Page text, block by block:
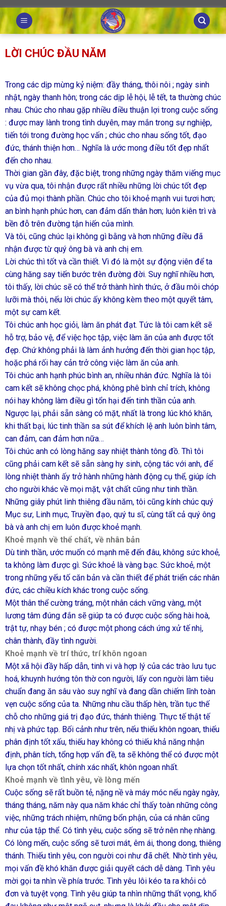
Skip
to
content
LỜI CHÚC ĐẦU NĂM
Trong các dịp mừng kỷ niệm: đầy tháng, thôi nôi ; ngày sinh
nhật, ngày thanh hôn; trong các dịp lễ hội, lễ tết, ta thường chúc
nhau. Chúc cho nhau gặp nhiều điều thuận lợi trong cuộc sống
: được may lành trong tình duyên, may mắn trong sự nghiệp,
tiến tới trong đường học vấn ; chúc cho nhau sống tốt, đạo
đức, thánh thiện hơn… Nghĩa là ước mong điều tốt đẹp nhất
đến cho nhau.
Thời gian gần đây, đặc biệt, trong những ngày thăm viếng mục
vụ vừa qua, tôi nhận được rất nhiều những lời chúc tốt đẹp
của đủ mọi thành phần. Chúc cho tôi khoẻ mạnh vui tươi hơn;
an bình hạnh phúc hơn, can đảm dấn thân hơn; luôn kiên trì và
bền đỗ trên đường tận hiến của mình.
Và tôi, cũng chúc lại không gì bằng và hơn những điều đã
nhận được từ quý ông bà và anh chị em.
Lời chúc thì tốt và cần thiết. Vì đó là một sự động viên để ta
cùng hăng say tiến bước trên đường đời. Suy nghĩ nhiều hơn,
tôi thấy, lời chúc sẽ có thể trở thành hình thức, ở đầu môi chóp
lưỡi mà thôi, nếu lời chúc ấy không kèm theo một quyết tâm,
một sự cam kết.
Tôi chúc anh học giỏi, làm ăn phát đạt. Tức là tôi cam kết sẽ
hỗ trợ, bảo vệ, để việc học tập, việc làm ăn của anh được tốt
đẹp. Chứ không phải là làm ảnh hưởng đến thời gian học tập,
hoặc phá rối hay cản trở công việc làm ăn của anh.
Tôi chúc anh hạnh phúc bình an, nhiều nhân đức. Nghĩa là tôi
cam kết sẽ không chọc phá, không phê bình chỉ trích, không
nói hay không làm điều gì tổn hại đến tinh thần của anh.
Ngược lại, phải sẵn sàng có mặt, nhất là trong lúc khó khăn,
khi thất bại, lúc tinh thần sa sút để khích lệ anh luôn bình tâm,
can đảm, can đảm hơn nữa…
Tôi chúc anh có lòng hăng say nhiệt thành tông đồ. Thì tôi
cũng phải cam kết sẽ sẵn sàng hy sinh, cộng tác với anh, để
lòng nhiệt thành ấy trở hành những hành động cụ thể, giúp ích
cho người khác về mọi mặt, vật chất cũng như tinh thần.
Những giây phút linh thiêng đầu năm, tôi cũng kính chúc quý
Mục sư, Linh mục, Truyền đạo, quý tu sĩ, cùng tất cả quý ông
bà và anh chị em luôn được khoẻ mạnh.
Khoẻ mạnh về thể chất, về nhân bản
Dù tinh thần, ước muốn có mạnh mẽ đến đâu, không sức khoẻ,
ta không làm được gì. Sức khoẻ là vàng bạc. Sức khoẻ, một
trong những yếu tố căn bản và cần thiết để phát triển các nhân
đức, các chiều kích khác trong cuộc sống.
Một thân thể cường tráng, một nhân cách vững vàng, một
lương tâm đúng đắn sẽ giúp ta có được cuộc sống hài hoà,
trật tự, nhạy bén ; có được một phong cách ứng xử tế nhị,
chân thành, đầy tình người.
Khoẻ mạnh về trí thức, trí khôn ngoan
Một xã hội đầy hấp dẫn, tinh vi và hợp lý của các trào lưu tục
hoá, khuynh hướng tôn thờ con người, lấy con người làm tiêu
chuẩn đang ăn sâu vào suy nghĩ và đang dần chiếm lĩnh toàn
vẹn cuộc sống của ta. Những nhu cầu thấp hèn, trần tục thế
chỗ cho những giá trị đạo đức, thánh thiêng. Thực tế thật tế
nhị và phức tạp. Bối cảnh như trên, nếu thiếu khôn ngoan, thiếu
phân định tốt xấu, thiếu hay không có thiếu khả năng nhận
định, phân tích, tổng hợp vấn đề, ta sẽ không thể có được một
lựa chọn tốt nhất, chính xác nhất, khôn ngoan nhất.
Khoẻ mạnh về tình yêu, về lòng mến
Cuộc sống sẽ rất buồn tẻ, nặng nề và máy móc nếu ngày ngày,
tháng tháng, năm này qua năm khác chỉ thấy toàn những công
việc, những trách nhiệm, những bổn phận, của cá nhân cũng
như của tập thể. Có tình yêu, cuộc sống sẽ trở nên nhẹ nhàng.
Có lòng mến, cuộc sống sẽ tươi mát, êm ái, thong dong, thiêng
thánh. Thiếu tình yêu, con người coi như đã chết. Nhờ tình yêu,
mọi vấn đề khó khăn được giải quyết cách dễ dàng. Tình yêu
mời gọi ta nhìn về phía trước. Tình yêu lôi kéo ta ra khỏi cô
đơn và tuyệt vọng. Tình yêu giúp ta nhìn những thất vọng, khổ